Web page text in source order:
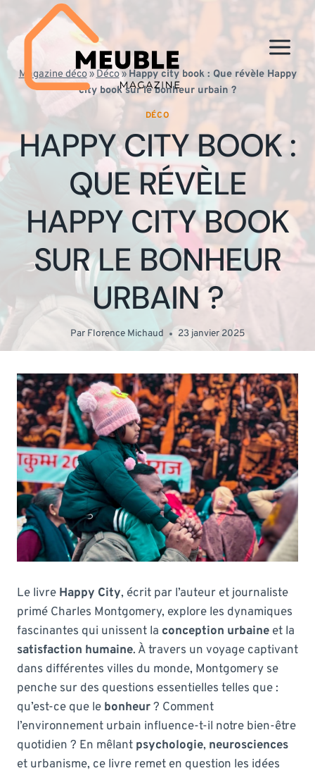
contenu
Magazine déco»Déco» Happy city book : Que révèle Happy
city book sur le bonheur urbain ?
DÉCO
HAPPY CITY BOOK :
QUE RÉVÈLE
HAPPY CITY BOOK
SUR LE BONHEUR
URBAIN ?
Par Florence Michaud 23 janvier 2025
Le livre Happy City, écrit par l’auteur et journaliste
primé Charles Montgomery, explore les dynamiques
fascinantes qui unissent la conception urbaine et la
satisfaction humaine. À travers un voyage captivant
dans différentes villes du monde, Montgomery se
penche sur des questions essentielles telles que :
qu’est-ce que le bonheur? Comment
l’environnement urbain influence-t-il notre bien-être
quotidien ? En mêlant psychologie, neurosciences
et urbanisme, ce livre remet en question les idées